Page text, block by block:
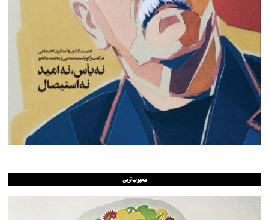
محبوب‌ترین